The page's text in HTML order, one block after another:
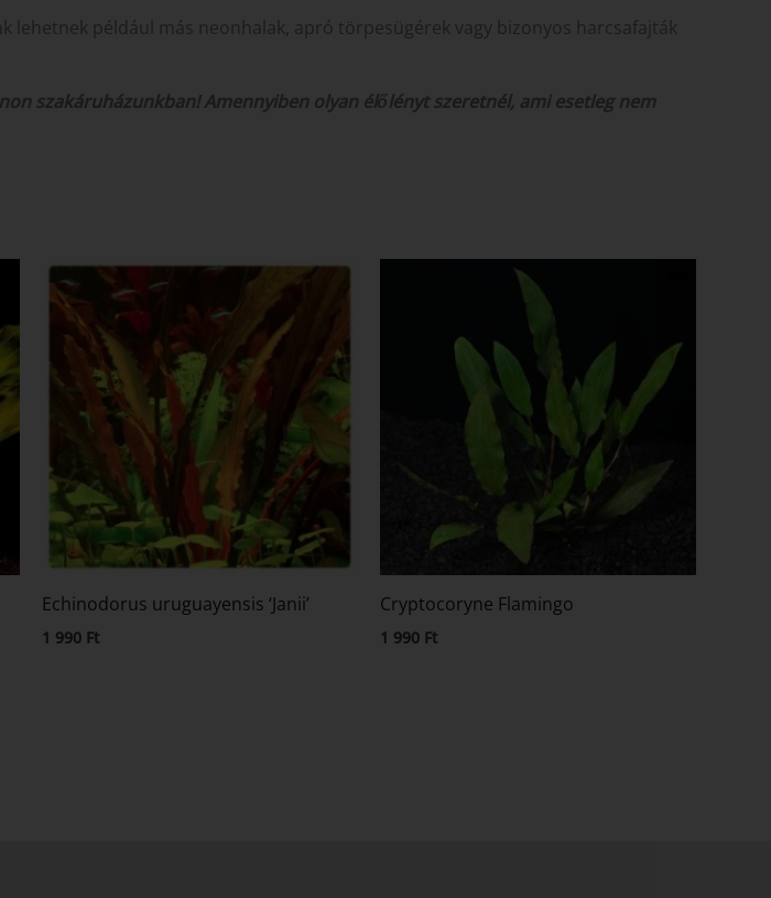
lehetnek például más neonhalak, apró törpesügérek vagy bizonyos harcsafajták
szakáruházunkban! Amennyiben olyan élőlényt szeretnél, ami esetleg nem
Echinodorus uruguayensis ‘Janii’
1 990 Ft
Cryptocoryne Flamingo
1 990 Ft